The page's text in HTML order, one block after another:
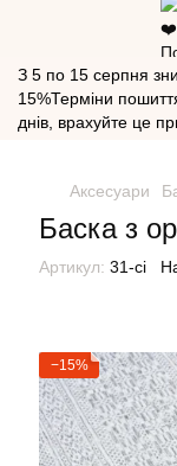
З 5 по 15 серпня
15%Терміни
днів, врахуйте це
Аксесуари
Баска з
Артикул: 31-сі
−15%